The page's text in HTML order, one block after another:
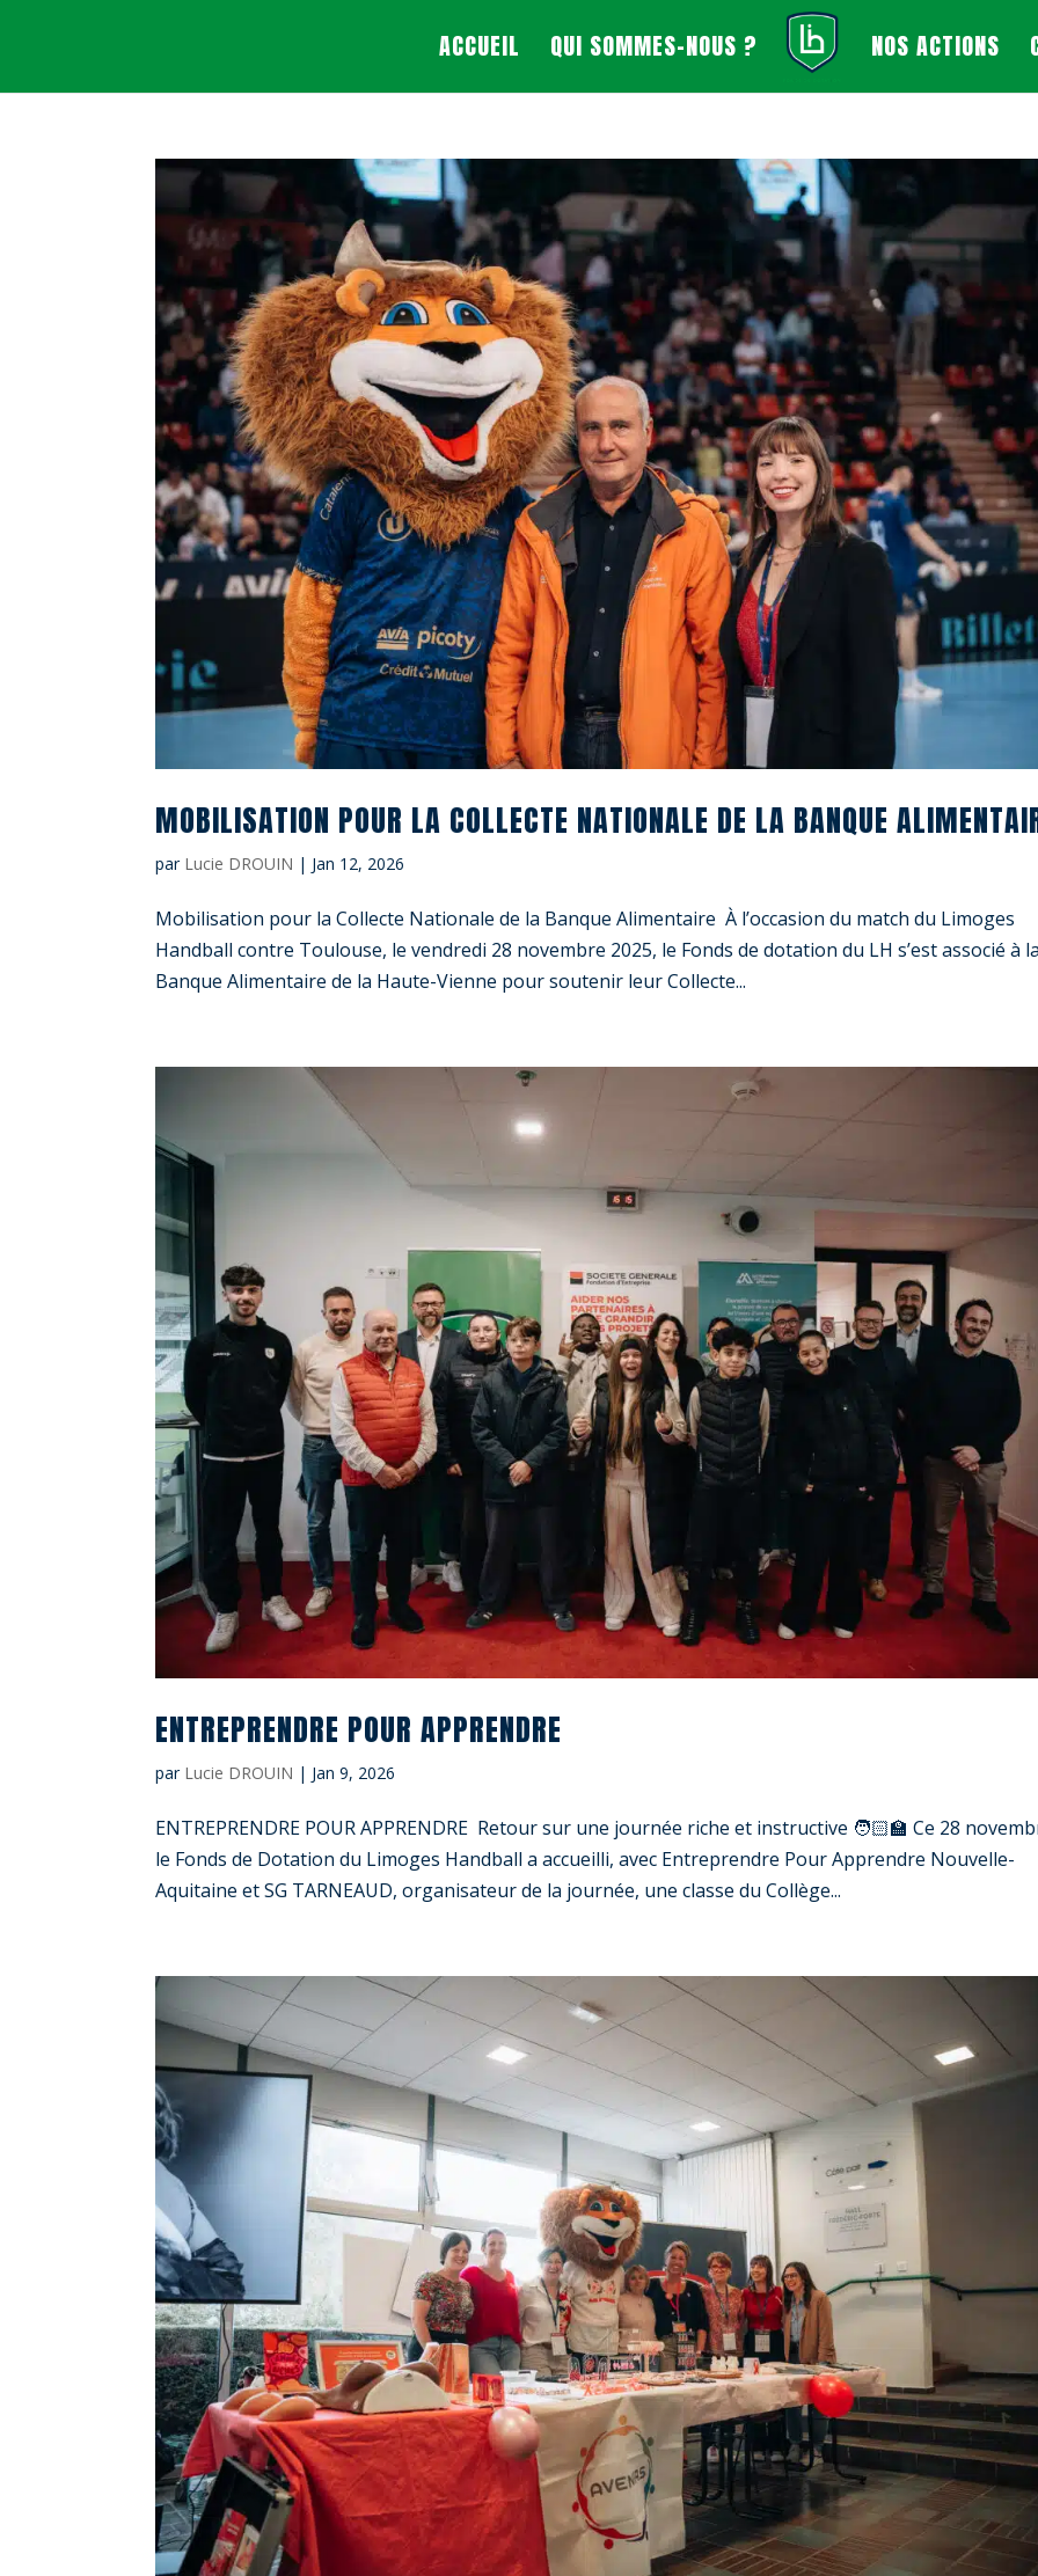
ACCUEIL QUI SOMMES-NOUS ? NOS ACTIONS
MOBILISATION POUR LA COLLECTE NATIONALE DE LA BANQUE
par Lucie DROUIN | Jan 12, 2026
Mobilisation pour la Collecte Nationale de la Banque Alimentaire À l’occasion du match du Limoges
Handball contre Toulouse, le vendredi 28 novembre 2025, le Fonds de dotation du LH s’est associé à
Banque Alimentaire de la Haute-Vienne pour soutenir leur Collecte...
ENTREPRENDRE POUR APPRENDRE
par Lucie DROUIN | Jan 9, 2026
ENTREPRENDRE POUR APPRENDRE Retour sur une journée riche et instructive 🧑🏻‍🏫 Ce 28
le Fonds de Dotation du Limoges Handball a accueilli, avec Entreprendre Pour Apprendre Nouvelle-
Aquitaine et SG TARNEAUD, organisateur de la journée, une classe du Collège...